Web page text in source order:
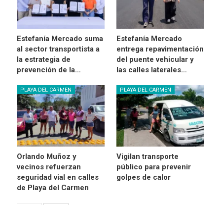
Estefanía Mercado suma
al sector transportista a
la estrategia de
prevención de la…
Estefanía Mercado
entrega repavimentación
del puente vehicular y
las calles laterales…
PLAYA DEL CARMEN
Orlando Muñoz y
vecinos refuerzan
seguridad vial en calles
de Playa del Carmen
PLAYA DEL CARMEN
Vigilan transporte
público para prevenir
golpes de calor